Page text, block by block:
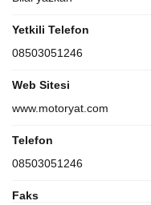
Yetkili Telefon
08503051246
Web Sitesi
www.motoryat.com
Telefon
08503051246
Faks